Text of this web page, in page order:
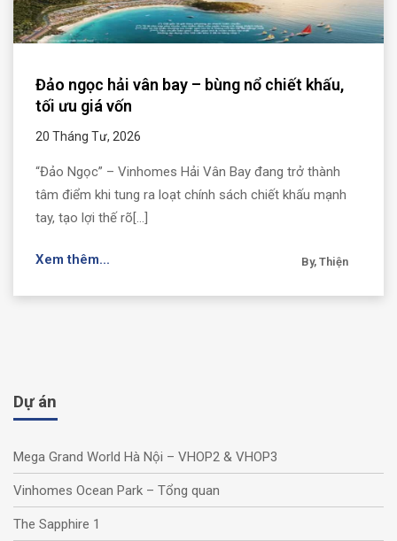
Đảo ngọc hải vân bay – bùng nổ chiết khấu,
tối ưu giá vốn
20 Tháng Tư, 2026
“Đảo Ngọc” – Vinhomes Hải Vân Bay đang trở thành
tâm điểm khi tung ra loạt chính sách chiết khấu mạnh
tay, tạo lợi thế rõ[...]
Xem thêm... By, Thiện
Dự án
Mega Grand World Hà Nội – VHOP2 & VHOP3
Vinhomes Ocean Park – Tổng quan
The Sapphire 1